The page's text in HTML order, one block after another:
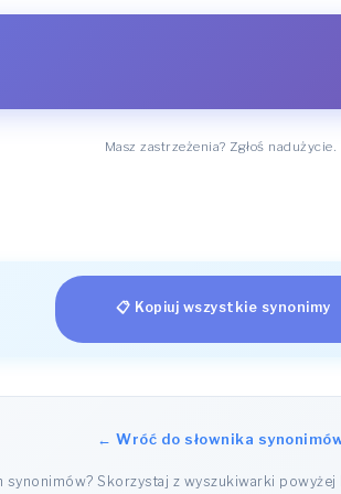
Masz zastrzeżenia? Zgłoś nadużycie.
📋 Kopiuj wszystkie synonimy
← Wróć do słownika
synonimów? Skorzystaj z wyszukiwarki